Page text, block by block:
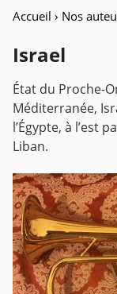
Accueil › Nos
Israel
État du Proche-
Méditerranée,
l’Égypte, à l’est
Liban.